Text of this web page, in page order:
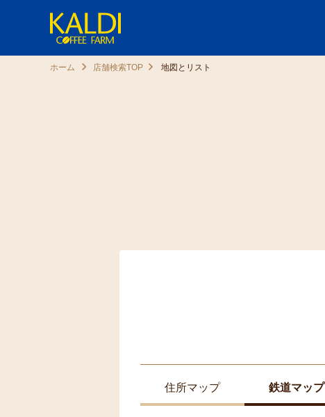
ホーム 店舗検索TOP 地図とリスト
住所マップ 鉄道マップ